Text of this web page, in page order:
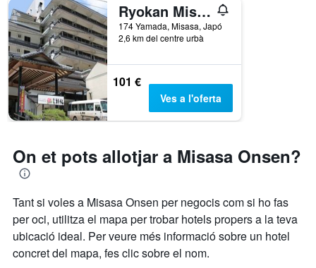
Ryokan Misasakan
174 Yamada, Misasa, Japó
2,6 km del centre urbà
101 €
Ves a l'oferta
On et pots allotjar a Misasa Onsen?
Tant si voles a Misasa Onsen per negocis com si ho fas
per oci, utilitza el mapa per trobar hotels propers a la teva
ubicació ideal. Per veure més informació sobre un hotel
concret del mapa, fes clic sobre el nom.